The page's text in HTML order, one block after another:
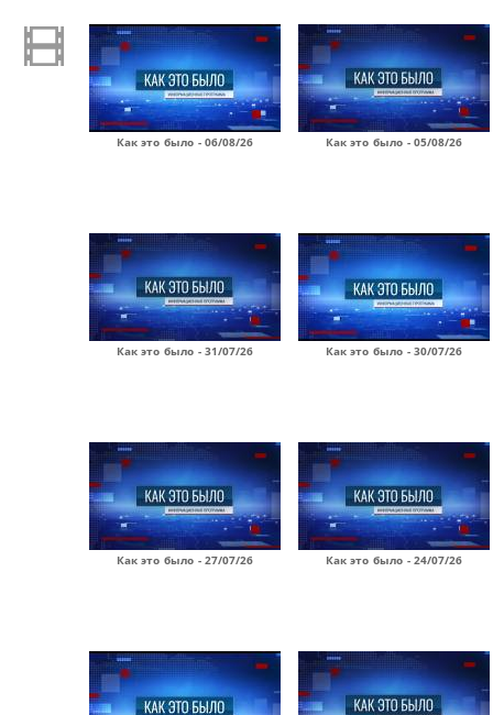
Как это было - 06/08/26 Как это было - 05/08/26
Как это было - 31/07/26 Как это было - 30/07/26
Как это было - 27/07/26 Как это было - 24/07/26